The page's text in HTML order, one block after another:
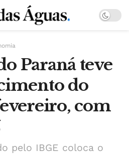
Paraná teve
do
com
pelo IBGE coloca o